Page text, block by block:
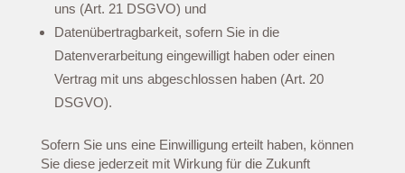
uns (Art. 21 DSGVO) und
Datenübertragbarkeit, sofern Sie in die
Datenverarbeitung eingewilligt haben oder einen
Vertrag mit uns abgeschlossen haben (Art. 20
DSGVO).
Sofern Sie uns eine Einwilligung erteilt haben, können
Sie diese jederzeit mit Wirkung für die Zukunft